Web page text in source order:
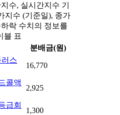
수, 실시간지수 기
지수 (기준일), 종가
락 수치의 정보를
블 표
분배금(원)
스
16,770
콜액
2,925
급회
1,300